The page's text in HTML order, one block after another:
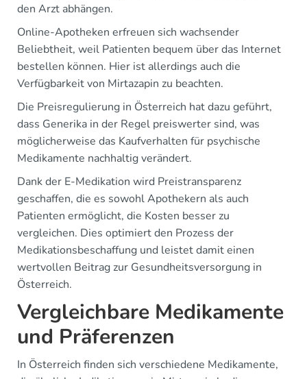
den Arzt abhängen.
Online-Apotheken erfreuen sich wachsender
Beliebtheit, weil Patienten bequem über das Internet
bestellen können. Hier ist allerdings auch die
Verfügbarkeit von Mirtazapin zu beachten.
Die Preisregulierung in Österreich hat dazu geführt,
dass Generika in der Regel preiswerter sind, was
möglicherweise das Kaufverhalten für psychische
Medikamente nachhaltig verändert.
Dank der E-Medikation wird Preistransparenz
geschaffen, die es sowohl Apothekern als auch
Patienten ermöglicht, die Kosten besser zu
vergleichen. Dies optimiert den Prozess der
Medikationsbeschaffung und leistet damit einen
wertvollen Beitrag zur Gesundheitsversorgung in
Österreich.
Vergleichbare Medikamente
und Präferenzen
In Österreich finden sich verschiedene Medikamente,